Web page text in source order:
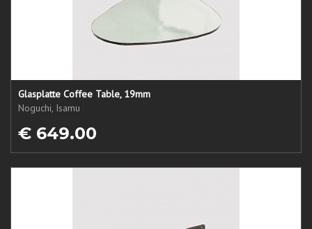
Glasplatte Coffee Table, 19mm
Noguchi, Isamu
€ 649.00